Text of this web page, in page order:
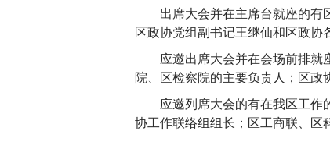
出席大会并在主席台就座的有
区政协党组副书记王继仙和区政协
应邀出席大会并在会场前排就
院、区检察院的主要负责人；区政
应邀列席大会的有在我区工作
协工作联络组组长；区工商联、区